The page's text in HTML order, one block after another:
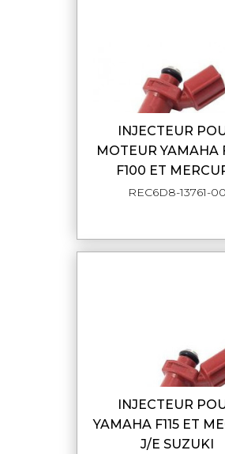
INJECTEUR POUR
MOTEUR YAMAHA
F100 ET
REC6D8-13761-00
INJECTEUR POUR
YAMAHA F115 ET
J/E SUZUKI